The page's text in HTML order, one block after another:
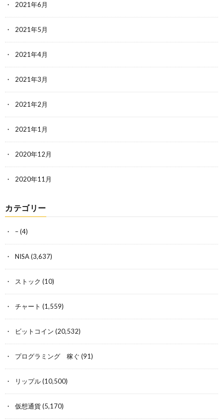
2021年6月
2021年5月
2021年4月
2021年3月
2021年2月
2021年1月
2020年12月
2020年11月
カテゴリー
–(4)
NISA(3,637)
ストック (10)
チャート (1,559)
ビットコイン (20,532)
プログラミング 稼ぐ (91)
リップル(10,500)
仮想通貨(5,170)